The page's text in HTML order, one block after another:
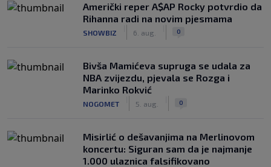
Američki reper A$AP Rocky potvrdio da
Rihanna radi na novim pjesmama
SHOWBIZ 6. aug. 0
Bivša Mamićeva supruga se udala za
NBA zvijezdu, pjevala se Rozga i
Marinko Rokvić
NOGOMET 5. aug. 0
Misirlić o dešavanjima na Merlinovom
koncertu: Siguran sam da je najmanje
1.000 ulaznica falsifikovano